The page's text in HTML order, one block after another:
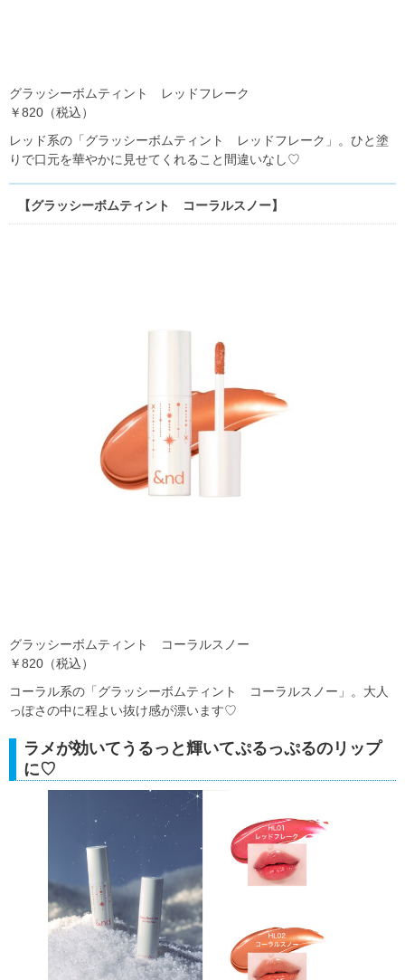
グラッシーボムティント レッドフレーク
￥820（税込）
レッド系の「グラッシーボムティント レッドフレーク」。ひと塗
りで口元を華やかに見せてくれること間違いなし♡
【グラッシーボムティント コーラルスノー】
グラッシーボムティント コーラルスノー
￥820（税込）
コーラル系の「グラッシーボムティント コーラルスノー」。大人
っぽさの中に程よい抜け感が漂います♡
ラメが効いてうるっと輝いてぷるっぷるのリップ
に♡